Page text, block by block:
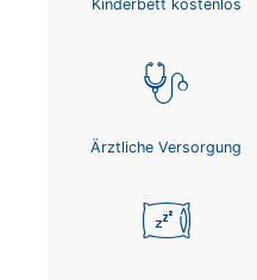
Kinderbett kostenlos
Ärztliche Versorgung